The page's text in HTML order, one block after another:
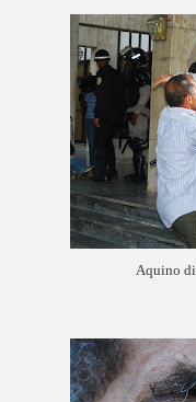
Aquino